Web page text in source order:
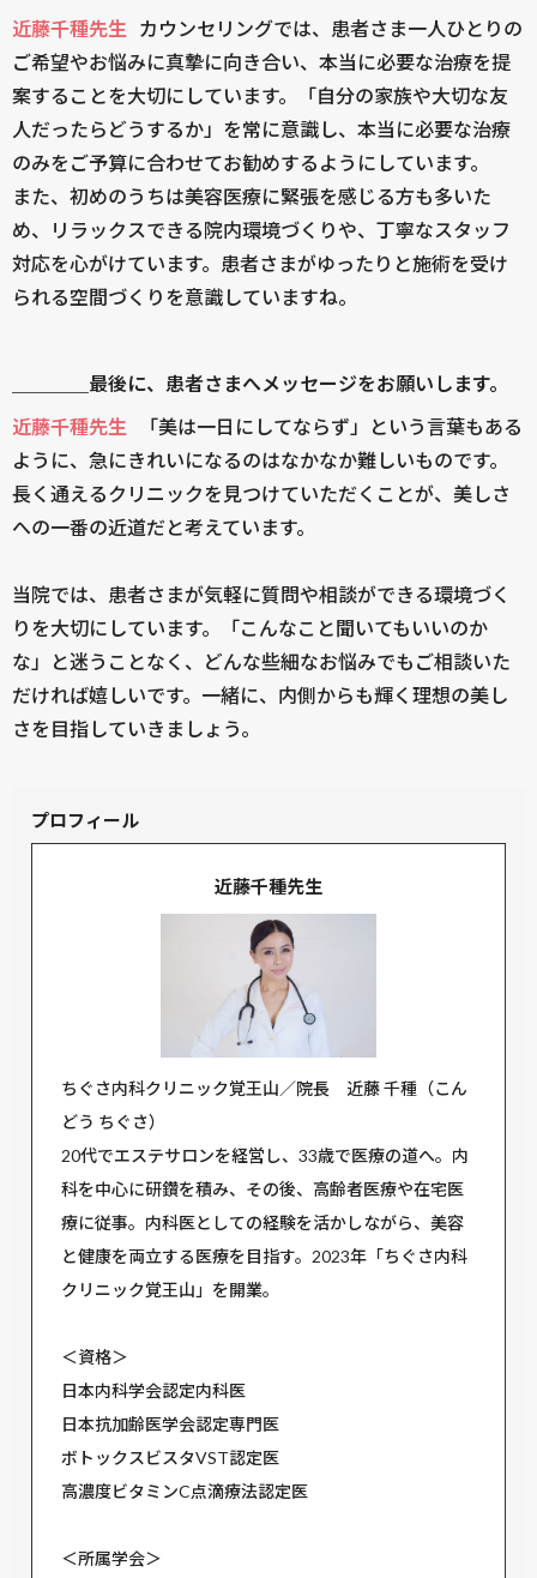
近藤千種先生
カウンセリングでは、患者さま一人ひとりの
ご希望やお悩みに真摯に向き合い、本当に必要な治療を提
案することを大切にしています。「自分の家族や大切な友
人だったらどうするか」を常に意識し、本当に必要な治療
のみをご予算に合わせてお勧めするようにしています。
また、初めのうちは美容医療に緊張を感じる方も多いた
め、リラックスできる院内環境づくりや、丁寧なスタッフ
対応を心がけています。患者さまがゆったりと施術を受け
られる空間づくりを意識していますね。
＿＿＿＿最後に、患者さまへメッセージをお願いします。
近藤千種先生
「美は一日にしてならず」という言葉もある
ように、急にきれいになるのはなかなか難しいものです。
長く通えるクリニックを見つけていただくことが、美しさ
への一番の近道だと考えています。
当院では、患者さまが気軽に質問や相談ができる環境づく
りを大切にしています。「こんなこと聞いてもいいのか
な」と迷うことなく、どんな些細なお悩みでもご相談いた
だければ嬉しいです。一緒に、内側からも輝く理想の美し
さを目指していきましょう。
プロフィール
近藤千種先生
ちぐさ内科クリニック覚王山／院長 近藤 千種（こん
どう ちぐさ）
20代でエステサロンを経営し、33歳で医療の道へ。内
科を中心に研鑽を積み、その後、高齢者医療や在宅医
療に従事。内科医としての経験を活かしながら、美容
と健康を両立する医療を目指す。2023年「ちぐさ内科
クリニック覚王山」を開業。
＜資格＞
日本内科学会認定内科医
日本抗加齢医学会認定専門医
ボトックスビスタVST認定医
高濃度ビタミンC点滴療法認定医
＜所属学会＞